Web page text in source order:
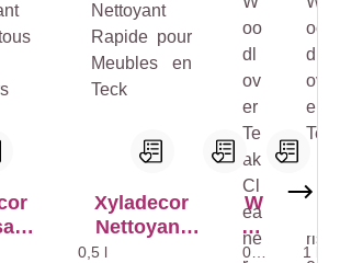
Xyladecor
Nettoyant
Rapide pour
0,5 l
W
oo
dl
0,5
W
dl
1 l